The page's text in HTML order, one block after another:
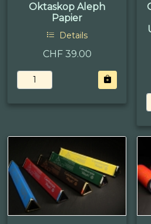
Oktaskop Aleph
Papier
Details
CHF 39.00